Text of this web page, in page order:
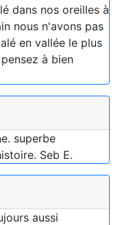
dans nos oreilles à
nous n'avons pas
en vallée le plus
à bien
superbe
Seb E.
aussi